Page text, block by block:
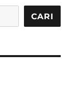
Berbagai
Negara:
Mengapa
Bahagia?
CARI